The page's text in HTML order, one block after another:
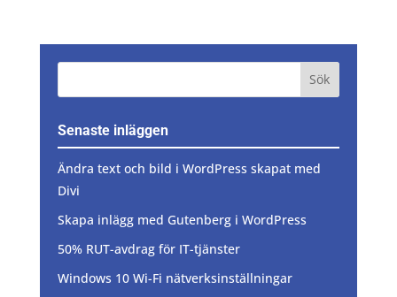
Senaste inläggen
Ändra text och bild i WordPress skapat med
Divi
Skapa inlägg med Gutenberg i WordPress
50% RUT-avdrag för IT-tjänster
Windows 10 Wi-Fi nätverksinställningar